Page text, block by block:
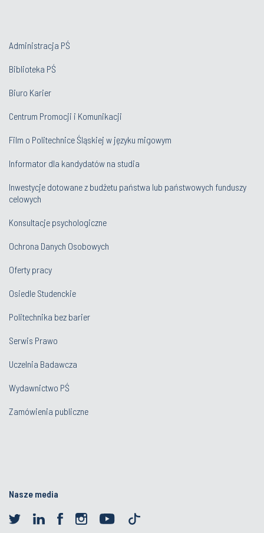
Administracja PŚ
Biblioteka PŚ
Biuro Karier
Centrum Promocji i Komunikacji
Film o Politechnice Śląskiej w języku migowym
Informator dla kandydatów na studia
Inwestycje dotowane z budżetu państwa lub państwowych funduszy
celowych
Konsultacje psychologiczne
Ochrona Danych Osobowych
Oferty pracy
Osiedle Studenckie
Politechnika bez barier
Serwis Prawo
Uczelnia Badawcza
Wydawnictwo PŚ
Zamówienia publiczne
Nasze media